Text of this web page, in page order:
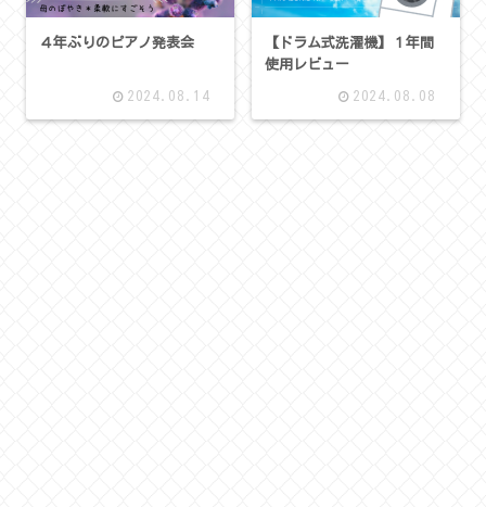
４年ぶりのピアノ発表会
2024.08.14
【ドラム式洗濯機】１年間
使用レビュー
2024.08.08